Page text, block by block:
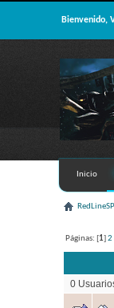
Bienvenido,
Inicio
RedLineSP
Páginas: [ 1] 2
0